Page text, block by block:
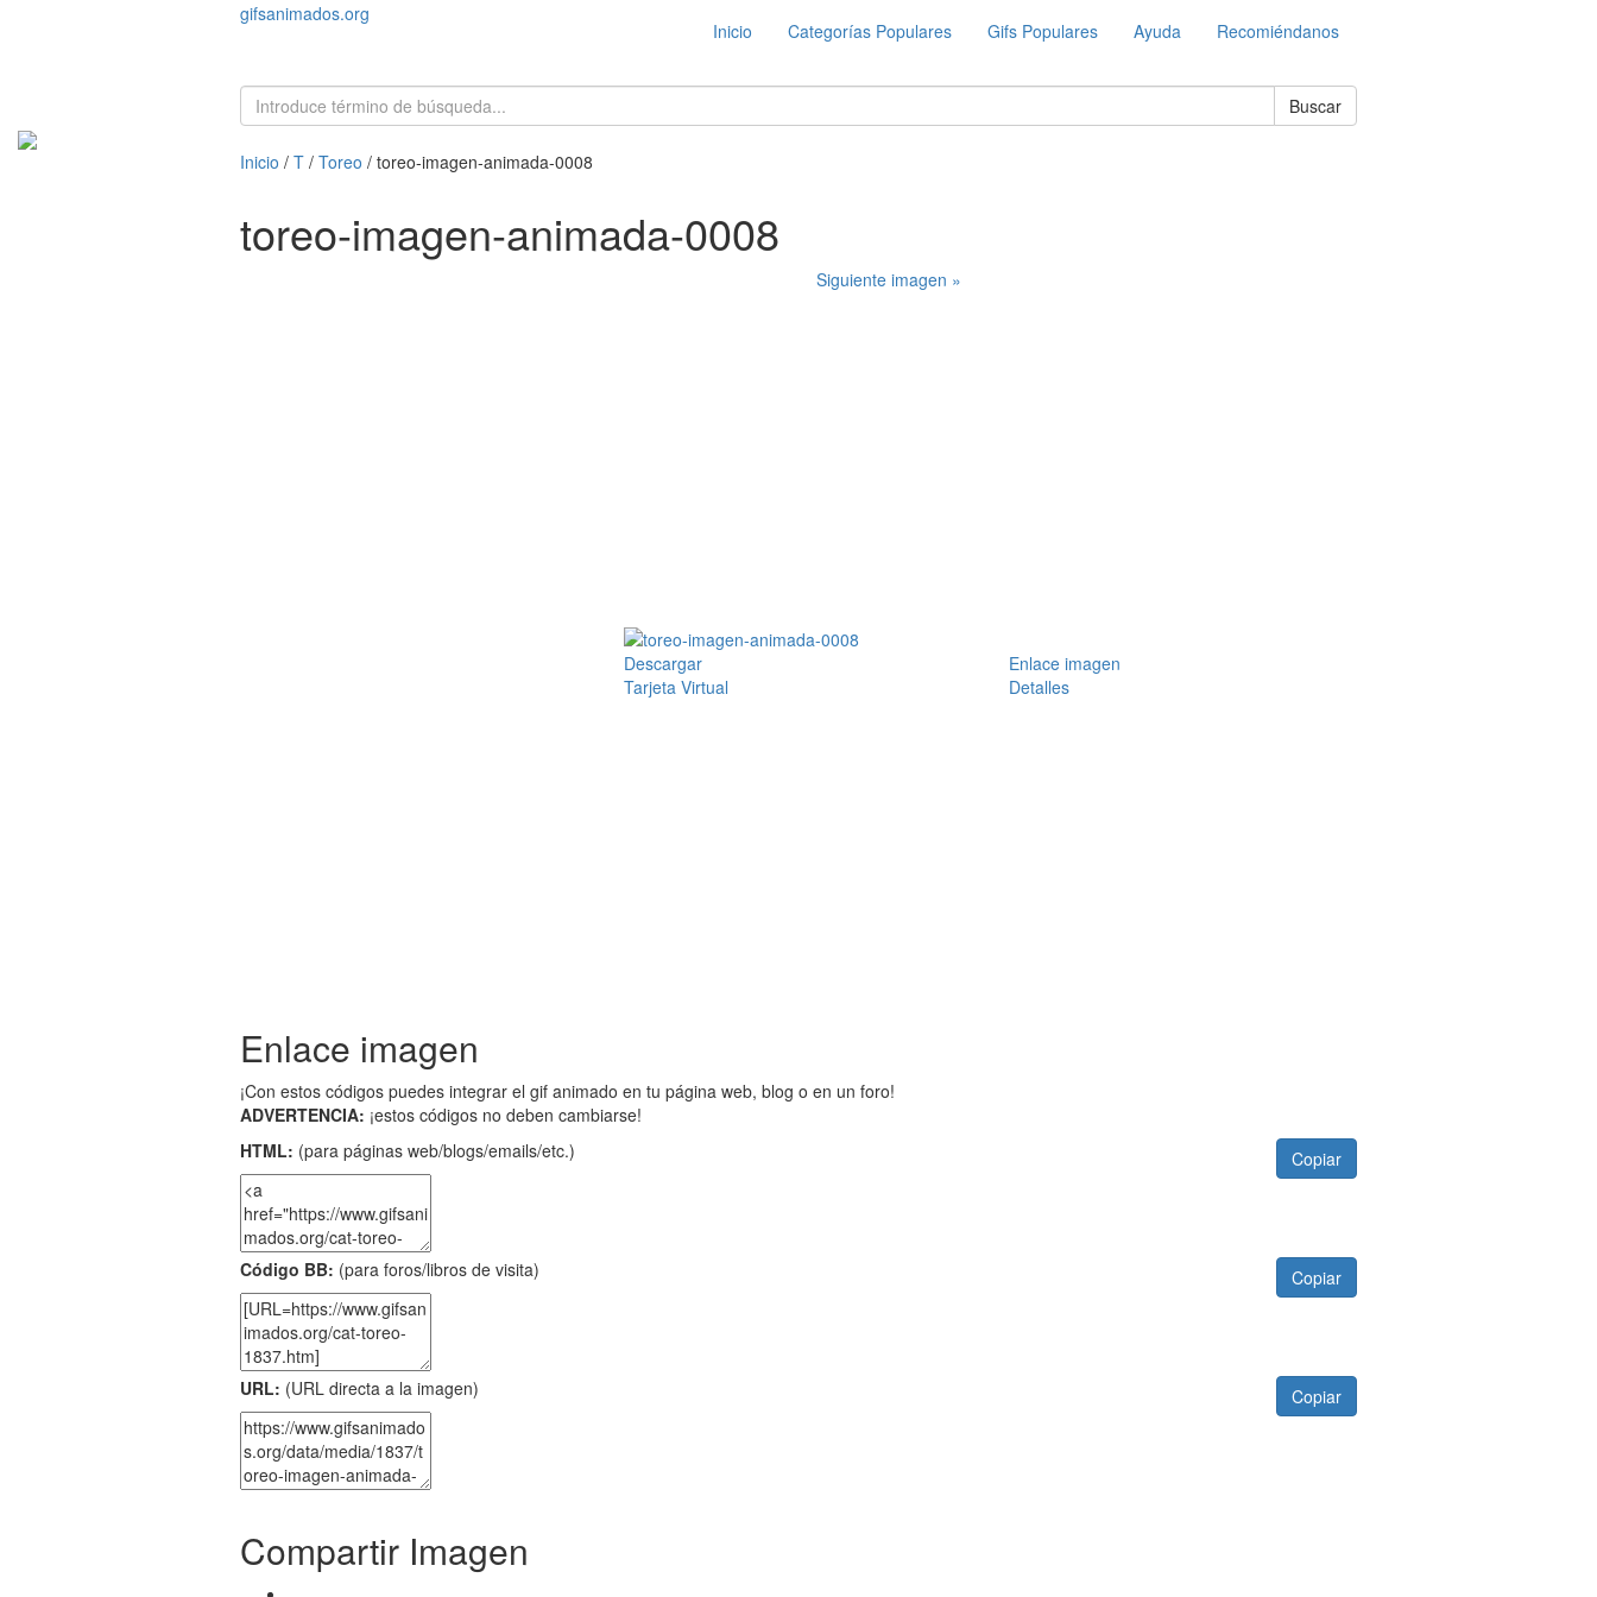
gifsanimados.org
Inicio Categorías Populares Gifs Populares Ayuda Recomiéndanos
Buscar
Inicio / T / Toreo / toreo-imagen-animada-0008
toreo-imagen-animada-0008
Siguiente imagen »
Descargar
Enlace imagen
Tarjeta Virtual
Detalles
Enlace imagen
¡Con estos códigos puedes integrar el gif animado en tu página web, blog o en un foro!
ADVERTENCIA: ¡estos códigos no deben cambiarse!
HTML: (para páginas web/blogs/emails/etc.) Copiar
Código BB: (para foros/libros de visita) Copiar
URL: (URL directa a la imagen) Copiar
Compartir Imagen